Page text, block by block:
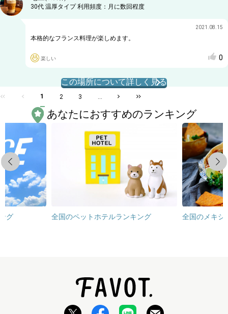
30代 温厚タイプ利用頻度： 月に数回程度
2021.08.15
本格的なフランス料理が楽しめます。
楽しい 0
この場所について詳しく見る
1 2 3 ...
あなたにおすすめのランキング
グ 全国のペットホテルランキング 全国のメキシ
Next